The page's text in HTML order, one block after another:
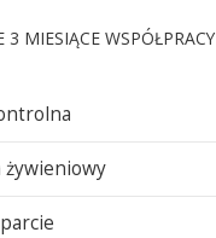
3 MIESIĄCE WSPÓŁPRACY